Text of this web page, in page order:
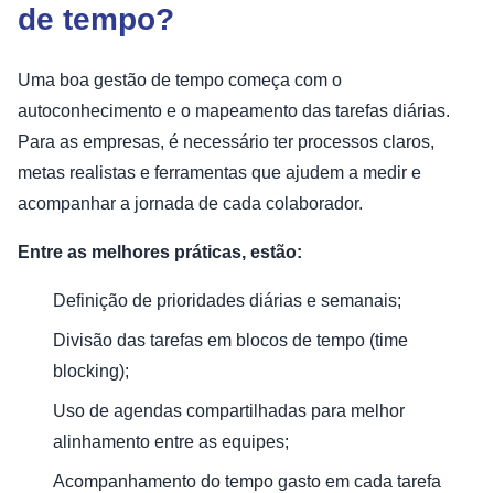
de tempo?
Uma boa gestão de tempo começa com o
autoconhecimento e o mapeamento das tarefas diárias.
Para as empresas, é necessário ter processos claros,
metas realistas e ferramentas que ajudem a medir e
acompanhar a jornada de cada colaborador.
Entre as melhores práticas, estão:
Definição de prioridades diárias e semanais;
Divisão das tarefas em blocos de tempo (time
blocking);
Uso de agendas compartilhadas para melhor
alinhamento entre as equipes;
Acompanhamento do tempo gasto em cada tarefa